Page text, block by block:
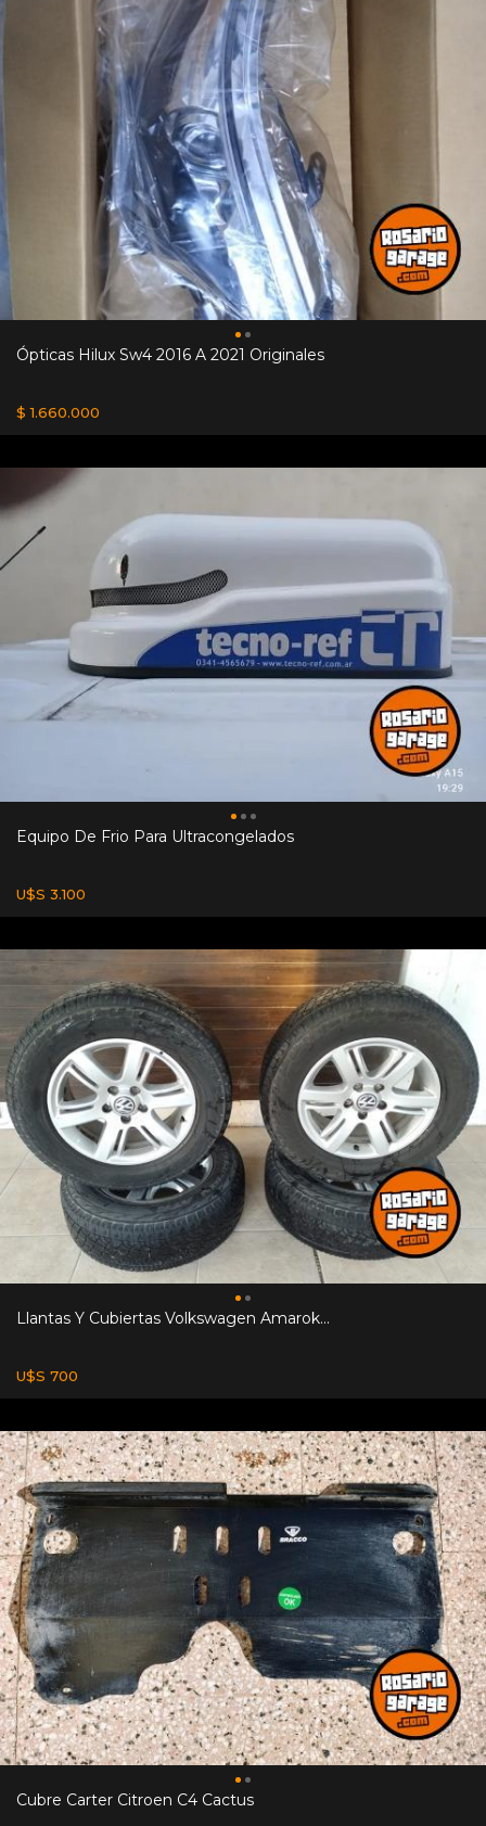
Ópticas Hilux Sw4 2016 A 2021 Originales
$ 1.660.000
Equipo De Frio Para Ultracongelados
U$S 3.100
Llantas Y Cubiertas Volkswagen Amarok...
U$S 700
Cubre Carter Citroen C4 Cactus